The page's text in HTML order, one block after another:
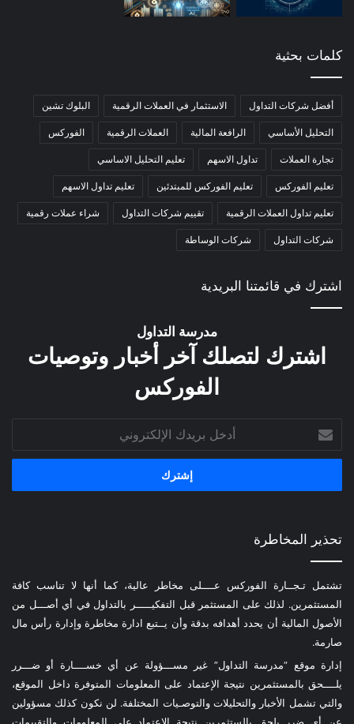
كلمات بحثية
أفضل شركات التداول الاستثمار في العملات الرقمية البلوك تشين
التحليل الأساسي الرافعة المالية العملات الرقمية الفوركس
تجارة العملات تداول الاسهم تعليم التحليل الاساسي
تعليم الفوركس تعليم الفوركس للمبتدئين تعليم تداول الاسهم
تعليم تداول العملات الرقمية تقييم شركات التداول شراء عملات رقمية
شركات التداول شركات الوساطة
اشترك في قائمتنا البريدية
مدرسة التداول
اشترك لتصلك آخر أخبار وتوصيات
الفوركس
بريدك
الإلكتروني
تحذير المخاطرة
تشتمل تـجــارة الفوركس عــــلى مخاطر عالية، كما أنها لا تناسب كافة
المستثمرين. لذلك على المستثمر قبل التفكيـــــر بالتداول في أي أصـــل من
الأصول المالية أن يحدد أهدافه بدقة وأن يــتبع ادارة مخاطرة وإدارة رأس مال
صارمة.
إدارة موقع “مدرسة التداول” غير مســـؤولة عن أي خســــارة أو ضـــرر
يلــــحق بالمستثمرين نتيجة الإعتماد على المعلومات المتوفرة داخل الموقع،
والتي تشمل الأخبار والتحليلات والتوصـيات المختلفة. لن نكون كذلك مسؤولين